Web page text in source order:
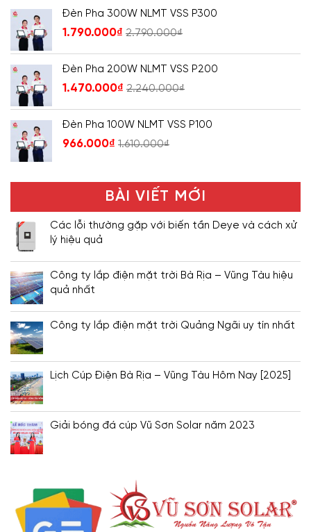
Đèn Pha 300W NLMT VSS P300
1.790.000₫ 2.790.000₫
Đèn Pha 200W NLMT VSS P200
1.470.000₫ 2.240.000₫
Đèn Pha 100W NLMT VSS P100
966.000₫ 1.610.000₫
BÀI VIẾT MỚI
Các lỗi thường gặp với biến tần Deye và cách xử
lý hiệu quả
Công ty lắp điện mặt trời Bà Rịa – Vũng Tàu hiệu
quả nhất
Công ty lắp điện mặt trời Quảng Ngãi uy tín nhất
Lịch Cúp Điện Bà Rịa – Vũng Tàu Hôm Nay [2025]
Giải bóng đá cúp Vũ Sơn Solar năm 2023